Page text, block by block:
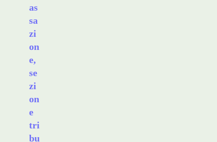
as
sa
zi
on
e,
se
zi
on
e
tri
bu